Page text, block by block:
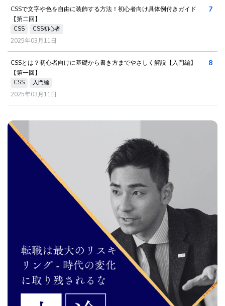
CSSで文字や色を自由に装飾する方法！初心者向け具体例付きガイド
【第二回】
CSS CSS初心者
2025年03月11日
7
CSSとは？初心者向けに基礎から書き方までやさしく解説【入門編】
【第一回】
CSS 入門編
2025年03月11日
8